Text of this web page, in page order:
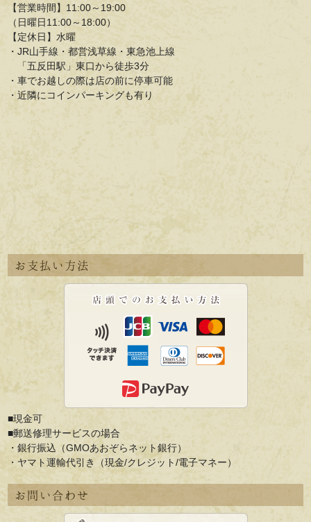
【営業時間】11:00～19:00
（日曜日11:00～18:00）
【定休日】水曜
・JR山手線・都営浅草線・東急池上線
「五反田駅」東口から徒歩3分
・車でお越しの際は店の前に停車可能
・近隣にコインパーキングも有り
お支払い方法
■現金可
■郵送修理サービスの場合
・銀行振込（GMOあおぞらネット銀行）
・ヤマト運輸代引き（現金/クレジット/電子マネー）
お問い合わせ